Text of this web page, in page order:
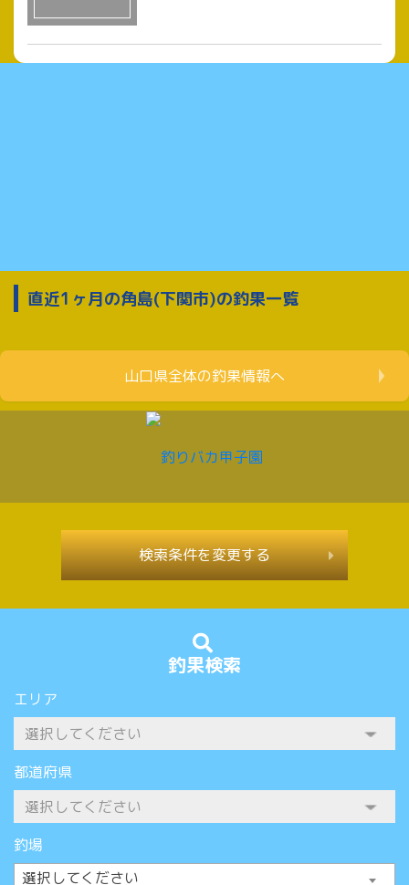
釣果検索
エリア
都道府県
釣場
選択してください
直近1ヶ月の角島(下関市)の釣果一覧
山口県全体の釣果情報へ
検索条件を変更する